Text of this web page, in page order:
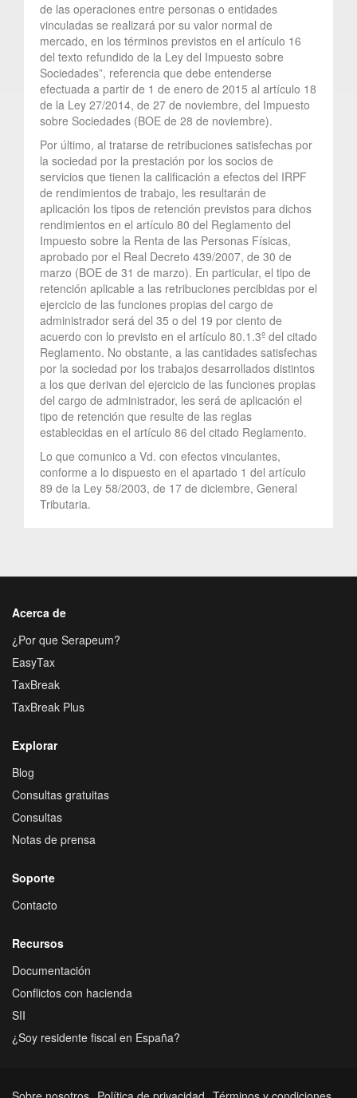
de las operaciones entre personas o entidades
vinculadas se realizará por su valor normal de
mercado, en los términos previstos en el artículo 16
del texto refundido de la Ley del Impuesto sobre
Sociedades”, referencia que debe entenderse
efectuada a partir de 1 de enero de 2015 al artículo 18
de la Ley 27/2014, de 27 de noviembre, del Impuesto
sobre Sociedades (BOE de 28 de noviembre).
Por último, al tratarse de retribuciones satisfechas por
la sociedad por la prestación por los socios de
servicios que tienen la calificación a efectos del IRPF
de rendimientos de trabajo, les resultarán de
aplicación los tipos de retención previstos para dichos
rendimientos en el artículo 80 del Reglamento del
Impuesto sobre la Renta de las Personas Físicas,
aprobado por el Real Decreto 439/2007, de 30 de
marzo (BOE de 31 de marzo). En particular, el tipo de
retención aplicable a las retribuciones percibidas por el
ejercicio de las funciones propias del cargo de
administrador será del 35 o del 19 por ciento de
acuerdo con lo previsto en el artículo 80.1.3º del citado
Reglamento. No obstante, a las cantidades satisfechas
por la sociedad por los trabajos desarrollados distintos
a los que derivan del ejercicio de las funciones propias
del cargo de administrador, les será de aplicación el
tipo de retención que resulte de las reglas
establecidas en el artículo 86 del citado Reglamento.
Lo que comunico a Vd. con efectos vinculantes,
conforme a lo dispuesto en el apartado 1 del artículo
89 de la Ley 58/2003, de 17 de diciembre, General
Tributaria.
Acerca de
¿Por que Serapeum?
EasyTax
TaxBreak
TaxBreak Plus
Explorar
Blog
Consultas gratuitas
Consultas
Notas de prensa
Soporte
Contacto
Recursos
Documentación
Conflictos con hacienda
SII
¿Soy residente fiscal en España?